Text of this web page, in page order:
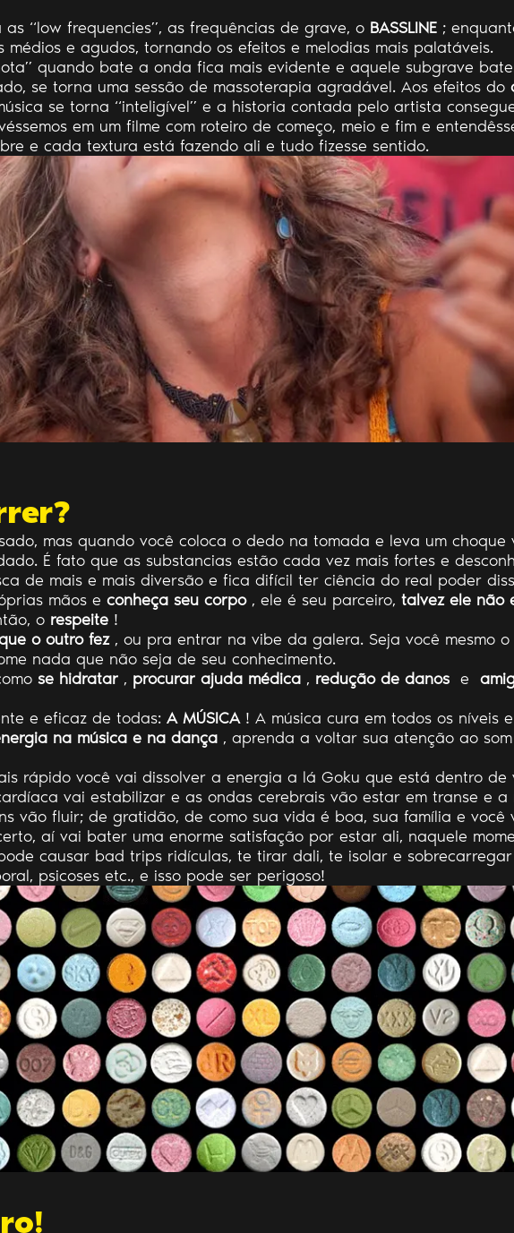
“low frequencies”, as frequências de grave, o BASSLINE;
médios e agudos, tornando os efeitos e melodias mais palatáveis.
quando bate a onda fica mais evidente e aquele subgrave
se torna uma sessão de massoterapia agradável. Aos efeitos do
se torna “inteligível” e a historia contada pelo artista
em um filme com roteiro de começo, meio e fim e
e cada textura está fazendo ali e tudo fizesse sentido.
mas quando você coloca o dedo na tomada e leva um choque
É fato que as substancias estão cada vez mais fortes e
de mais e mais diversão e fica difícil ter ciência do real poder
mãos e conheça seu corpo, ele é seu parceiro, talvez ele não
o respeite!
o outro fez, ou pra entrar na vibe da galera. Seja você mesmo
nada que não seja de seu conhecimento.
se hidratar, procurar ajuda médica, redução de danose
e eficaz de todas: A MÚSICA! A música cura em todos os níveis
na música e na dança, aprenda a voltar sua atenção ao
rápido você vai dissolver a energia a lá Goku que está dentro de
vai estabilizar e as ondas cerebrais vão estar em transe e a
vão fluir; de gratidão, de como sua vida é boa, sua família e você
aí vai bater uma enorme satisfação por estar ali, naquele
causar bad trips ridículas, te tirar dali, te isolar e sobrecarregar
psicoses etc., e isso pode ser perigoso!